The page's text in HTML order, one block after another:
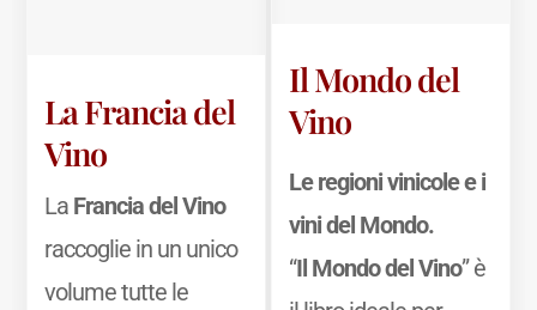
La Francia del
Vino
La Francia del Vino
raccoglie in un unico
volume tutte le
Il Mondo del
Vino
Le regioni vinicole e i
vini del Mondo.
“Il Mondo del Vino” è